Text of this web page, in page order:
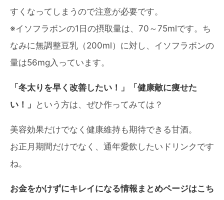
すくなってしまうので注意が必要です。
※イソフラボンの1日の摂取量は、70～75mlです。ち
なみに無調整豆乳（200ml）に対し、イソフラボンの
量は56mg入っています。
「冬太りを早く改善したい！」「健康敵に痩せた
い！」 という方は、ぜひ作ってみては？
美容効果だけでなく健康維持も期待できる甘酒。
お正月期間だけでなく、通年愛飲したいドリンクです
ね。
お金をかけずにキレイになる情報まとめページはこち